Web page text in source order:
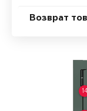
Возврат
14